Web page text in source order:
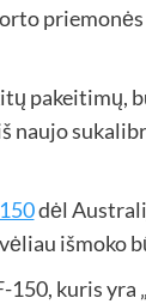
pakeitimų,
naujo
dėl
išmoko
kuris yra